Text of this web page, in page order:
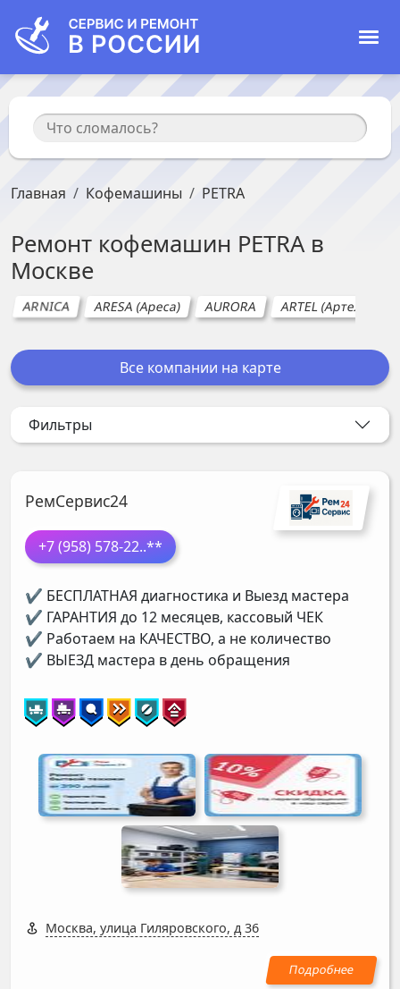
Главная Кофемашины PETRA
Ремонт кофемашин PETRAв
Москве
ARNICA ARESA (Ареса) AURORA ARTEL (Артел)
Все компании на карте
Фильтры
РемСервис24
+7 (958) 578-22..**
✔ БЕСПЛАТНАЯ диагностика и Выезд мастера
✔ ГАРАНТИЯ до 12 месяцев, кассовый ЧЕК
✔ Работаем на КАЧЕСТВО, а не количество
✔ ВЫЕЗД мастера в день обращения
Москва, улица Гиляровского, д 36